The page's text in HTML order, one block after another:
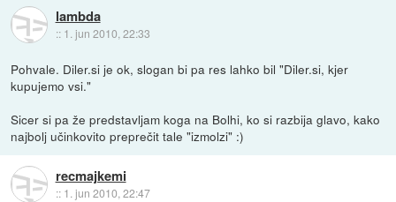
lambda
:: 1. jun 2010, 22:33
Pohvale. Diler.si je ok, slogan bi pa res lahko bil "Diler.si, kjer
kupujemo vsi."
Sicer si pa že predstavljam koga na Bolhi, ko si razbija glavo, kako
najbolj učinkovito preprečit tale "izmolzi" :)
recmajkemi
:: 1. jun 2010, 22:47